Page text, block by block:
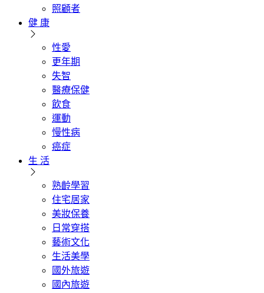
照顧者
健 康
性愛
更年期
失智
醫療保健
飲食
運動
慢性病
癌症
生 活
熟齡學習
住宅居家
美妝保養
日常穿搭
藝術文化
生活美學
國外旅遊
國內旅遊